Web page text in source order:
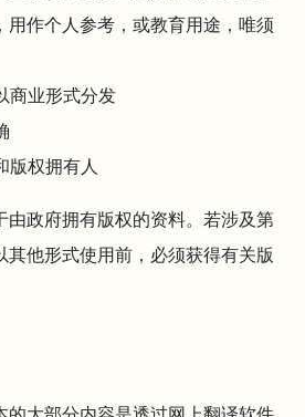
用作个人参考，或教育用途，唯须
商业形式分发
版权拥有人
由政府拥有版权的资料。若涉及第
其他形式使用前，必须获得有关版